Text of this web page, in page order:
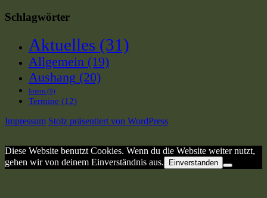
Schlagwörter
Aktuelles (31)
Allgemein (19)
Aushang (20)
Intern (9)
Termine (12)
Impressum Stolz präsentiert von WordPress
Diese Website benutzt Cookies. Wenn du die Website weiter nutzt,
gehen wir von deinem Einverständnis aus.
Einverstanden